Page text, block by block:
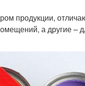
продукции,
а другие –